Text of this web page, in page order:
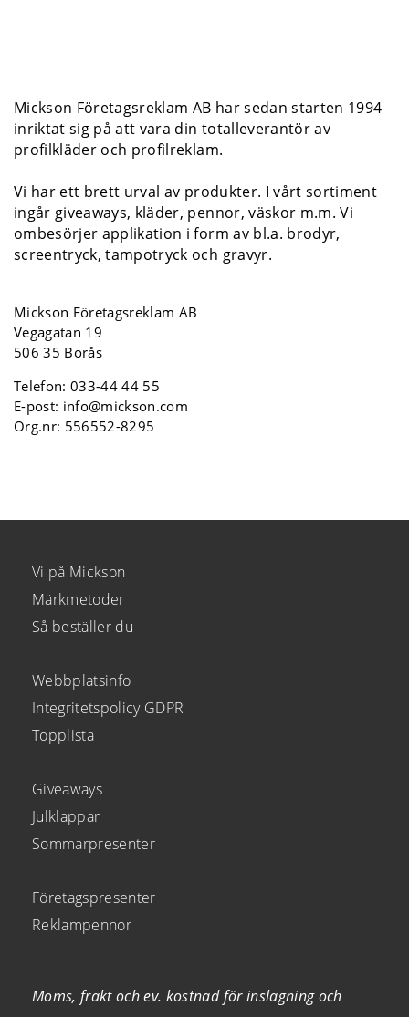
Mickson Företagsreklam AB har sedan starten 1994
inriktat sig på att vara din totalleverantör av
profilkläder och profilreklam.
Vi har ett brett urval av produkter. I vårt sortiment
ingår giveaways, kläder, pennor, väskor m.m. Vi
ombesörjer applikation i form av bl.a. brodyr,
screentryck, tampotryck och gravyr.
Mickson Företagsreklam AB
Vegagatan 19
506 35 Borås
Telefon:033-44 44 55
E-post: info@mickson.com
Org.nr: 556552-8295
Vi på Mickson
Märkmetoder
Så beställer du
Webbplatsinfo
Integritetspolicy GDPR
Topplista
Giveaways
Julklappar
Sommarpresenter
Företagspresenter
Reklampennor
Moms, frakt och ev. kostnad för inslagning och